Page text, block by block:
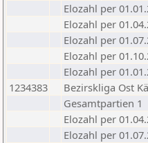
Elozahl per
Elozahl per
Elozahl per
Elozahl per
Elozahl per
1234383
Bezirskliga Ost
Gesamtpartien 1
Elozahl per
Elozahl per